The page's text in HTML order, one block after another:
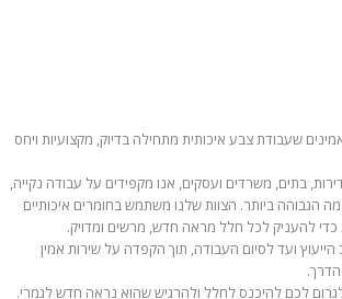
שעבודת צבע איכותית מתחילה בדיוק, מקצועיות ויחס
בתים, משרדים ועסקים, אנו מקפידים על עבודה נקייה,
הגבוהה ביותר. הצוות שלנו משתמש בחומרים איכותיים
כדי להעניק לכל חלל מראה חדש, מרשים ומדויק.
הייעוץ ועד לסיום העבודה, תוך הקפדה על שירות אמין
לכם להיכנס לחלל ולהרגיש שהוא נראה חדש לגמרי.